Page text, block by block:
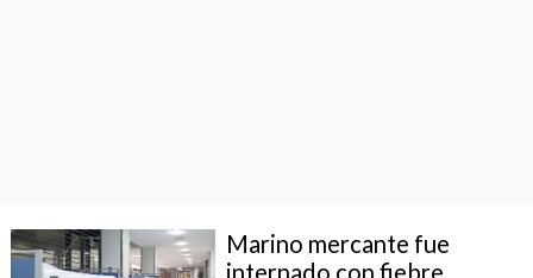
Marino mercante fue
internado con fiebre